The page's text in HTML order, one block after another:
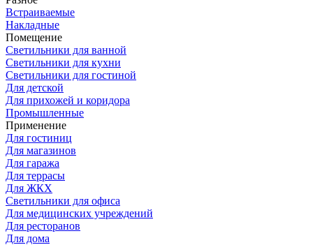
Встраиваемые
Накладные
Помещение
Светильники для ванной
Светильники для кухни
Светильники для гостиной
Для детской
Для прихожей и коридора
Промышленные
Применение
Для гостиниц
Для магазинов
Для гаража
Для террасы
Для ЖКХ
Светильники для офиса
Для медицинских учреждений
Для ресторанов
Для дома